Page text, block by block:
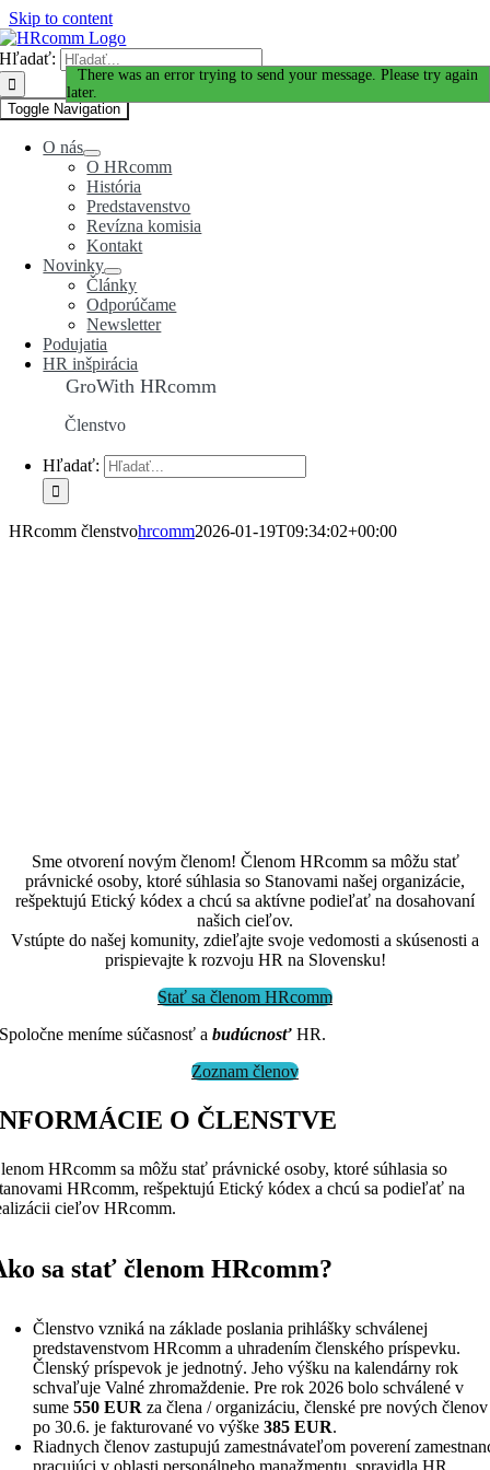
Skip to content
Hľadať:
Toggle Navigation
O nás
O HRcomm
História
Predstavenstvo
Revízna komisia
Kontakt
Novinky
Články
Odporúčame
Newsletter
Podujatia
HR inšpirácia
GroWith HRcomm
Členstvo
Hľadať:
HRcomm členstvohrcomm2026-01-19T09:34:02+00:00
Sme otvorení novým členom! Členom HRcomm sa môžu stať
právnické osoby, ktoré súhlasia so Stanovami našej organizácie,
rešpektujú Etický kódex a chcú sa aktívne podieľať na dosahovaní
našich cieľov.
Vstúpte do našej komunity, zdieľajte svoje vedomosti a skúsenosti a
prispievajte k rozvoju HR na Slovensku!
Stať sa členom HRcomm
Spoločne meníme súčasnosť abudúcnosť HR.
Zoznam členov
O ČLENSTVE
HRcomm sa môžu stať právnické osoby, ktoré súhlasia so
HRcomm, rešpektujú Etický kódex a chcú sa podieľať na
cieľov HRcomm.
sa stať členom HRcomm?
Členstvo vzniká na základe poslania prihlášky schválenej
predstavenstvom HRcomm a uhradením členského príspevku.
Členský príspevok je jednotný. Jeho výšku na kalendárny rok
schvaľuje Valné zhromaždenie. Pre rok 2026 bolo schválené v
sume550 EURza člena / organizáciu, členské pre nových členov
po 30.6. je fakturované vo výške385 EUR.
Riadnych členov zastupujú zamestnávateľom poverení
pracujúci v oblasti personálneho manažmentu, spravidla HR
Ďakujeme za Váš záujem!
There was an error trying to send your message. Please try again
later.